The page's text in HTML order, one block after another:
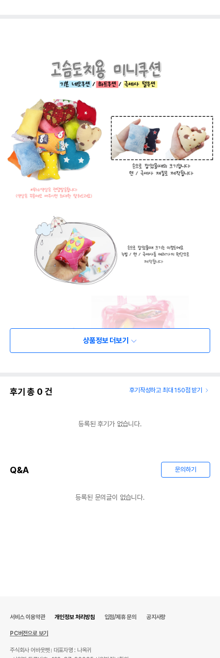
AS책임자와 전화번호
전화번호
유통기한이 최소 2026.12.06이거나 그
상품정보 더보기
후기 총 0 건 후기작성하고 최대 150점 받기
등록된 후기가 없습니다.
Q&A 문의하기
등록된 문의글이 없습니다.
서비스 이용약관 개인정보 처리방침 입점/제휴 문의 공지사항
PC버전으로 보기
주식회사 어바웃펫
대표자명 : 나옥귀